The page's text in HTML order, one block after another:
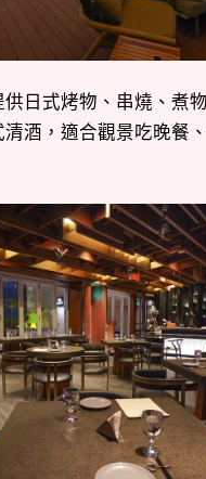
供日式烤物、串燒、煮
酒，適合觀景吃晚餐